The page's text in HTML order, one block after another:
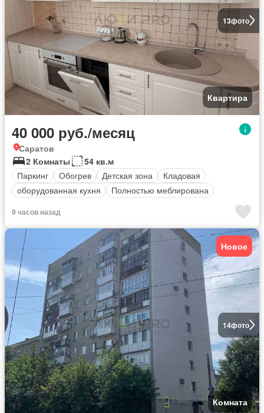
13фото
Квартира
40 000 руб./месяц
Саратов
2 Комнаты
54 кв.м
Паркинг
Обогрев Детская зона
Кладовая
оборудованная кухня
Полностью меблирована
9 часов назад
14фото
Новое
Комната